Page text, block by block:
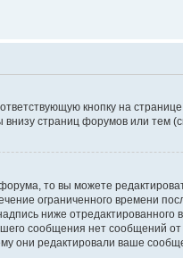
кнопку на
страниц форумов или тем
то вы можете
ограниченного времени
ниже отредактированного
сообщения нет сообщений
они редактировали ваше